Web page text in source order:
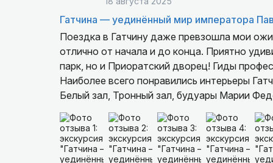
Гатчина — уединённый мир императора
Поездка в Гатчину даже превзошла мои
отлично от начала и до конца. Приятно
парк, но и Приоратский дворец! Гиды
Наиболее всего понравились интерьеры
Белый зал, Тронный зал, будуары Марии
осмотреть коллекцию оружия и подземный
много малоизвестных фактов о связях